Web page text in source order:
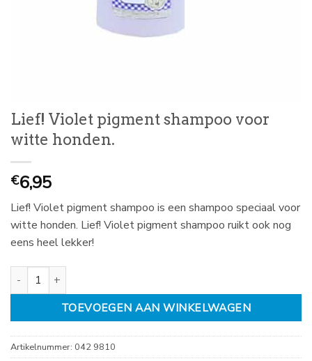
Lief! Violet pigment shampoo voor
witte honden.
€6,95
Lief! Violet pigment shampoo is een shampoo speciaal voor
witte honden. Lief! Violet pigment shampoo ruikt ook nog
eens heel lekker!
Lief! Violet pigment shampoo voor witte honden. aantal
TOEVOEGEN AAN WINKELWAGEN
Artikelnummer: 042 9810